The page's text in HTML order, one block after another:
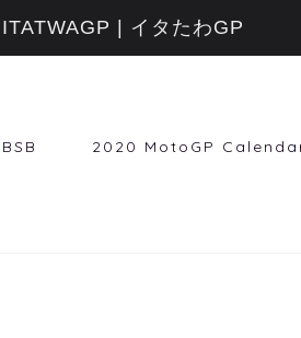
BSB 2020 MotoGP
ITATWAGP | イタたわGP